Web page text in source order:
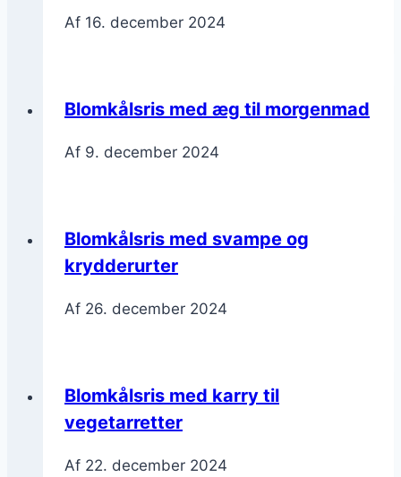
Af 16. december 2024
Blomkålsris med æg til morgenmad
Af 9. december 2024
Blomkålsris med svampe og
krydderurter
Af 26. december 2024
Blomkålsris med karry til
vegetarretter
Af 22. december 2024